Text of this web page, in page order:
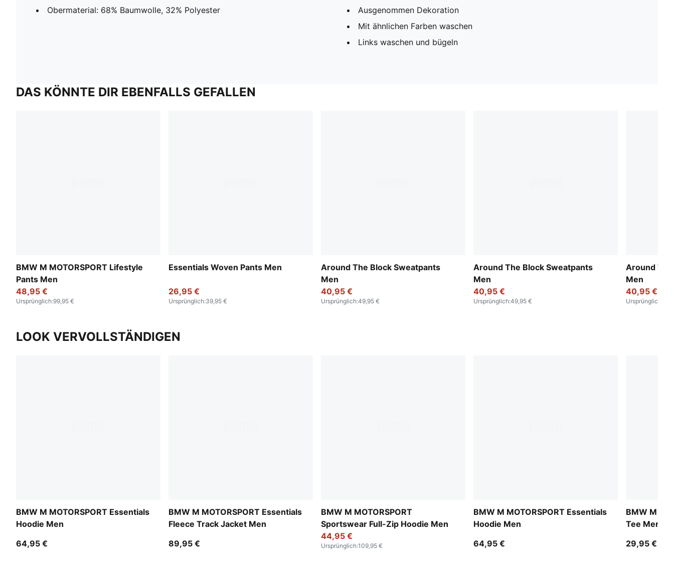
Obermaterial: 68% Baumwolle, 32% Polyester
Ausgenommen Dekoration
Mit ähnlichen Farben waschen
Links waschen und bügeln
DAS KÖNNTE DIR EBENFALLS GEFALLEN
BMW M MOTORSPORT Lifestyle
Pants Men
48,95 €
Ursprünglich:99,95 €
Essentials Woven Pants Men
26,95 €
Ursprünglich:39,95 €
Around The Block Sweatpants
Men
40,95 €
Ursprünglich:49,95 €
Around The Block Sweatpants
Men
40,95 €
Ursprünglich:49,95 €
Around
Men
40,95 €
Ursprünglich
LOOK VERVOLLSTÄNDIGEN
BMW M MOTORSPORT Essentials
Hoodie Men
64,95 €
BMW M MOTORSPORT Essentials
Fleece Track Jacket Men
89,95 €
BMW M MOTORSPORT
Sportswear Full-Zip Hoodie Men
44,95 €
Ursprünglich:109,95 €
BMW M MOTORSPORT Essentials
Hoodie Men
64,95 €
BMW M
Tee Men
29,95 €